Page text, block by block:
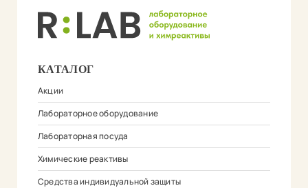
КАТАЛОГ
Акции
Лабораторное оборудование
Лабораторная посуда
Химические реактивы
Средства индивидуальной защиты